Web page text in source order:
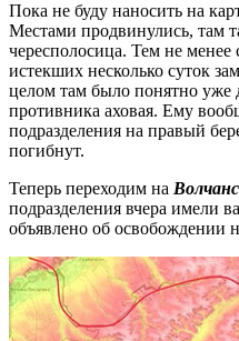
Пока не буду наносить на
Местами продвинулись, там
чересполосица. Тем не
истекших несколько суток
целом там было понятно уже
противника аховая. Ему
подразделения на правый
погибнут.
Теперь переходим на
подразделения вчера имели
объявлено об освобождении